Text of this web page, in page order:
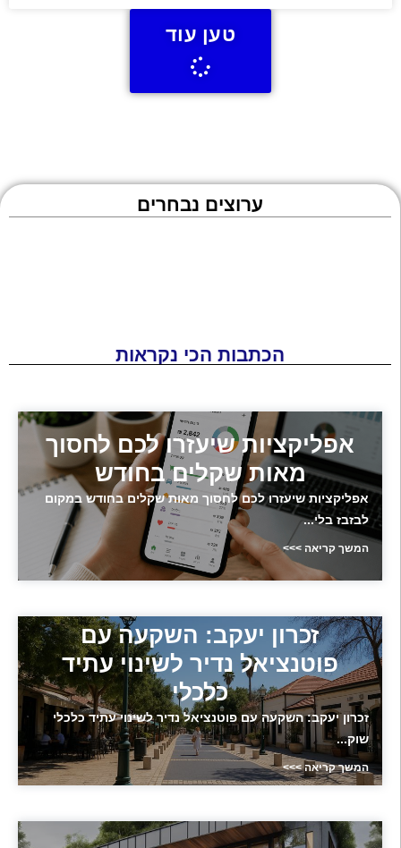
טען עוד
ערוצים נבחרים
הכתבות הכי נקראות
אפליקציות שיעזרו לכם לחסוך
מאות שקלים בחודש
אפליקציות שיעזרו לכם לחסוך מאות שקלים בחודש במקום
לבזבז בלי...
המשך קריאה >>>
זכרון יעקב: השקעה עם
פוטנציאל נדיר לשינוי עתיד
כלכלי
זכרון יעקב: השקעה עם פוטנציאל נדיר לשינוי עתיד כלכלי
שוק...
המשך קריאה >>>